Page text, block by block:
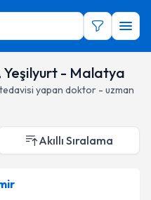
Yeşilyurt - Malatya
tedavisi yapan doktor - uzman
Akıllı Sıralama